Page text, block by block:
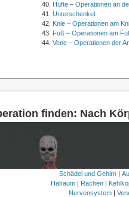
Hüfte – Operationen an
Unterschenkel
Knie – Operationen am
Fuß – Operationen am
Vene – Operationen der
finden: Nach
Schädel und Gehirn |
Halraum | Rachen |
Nervensystem|